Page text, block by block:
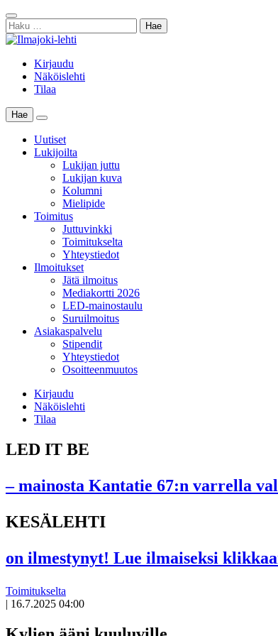
Skip
to
content
Sulje
haku
Haku:
Kirjaudu
Näköislehti
Tilaa
Hae
Main
Menu
Uutiset
Lukijoilta
Lukijan juttu
Lukijan kuva
Kolumni
Mielipide
Toimitus
Juttuvinkki
Toimitukselta
Yhteystiedot
Ilmoitukset
Jätä ilmoitus
Mediakortti 2026
LED-mainostaulu
Suruilmoitus
Asiakaspalvelu
Stipendit
Yhteystiedot
Osoitteenmuutos
Kirjaudu
Näköislehti
Tilaa
LED IT BE
– mainosta Kantatie 67:n varrella
KESÄLEHTI
on ilmestynyt! Lue ilmaiseksi
Toimitukselta
| 16.7.2025 04:00